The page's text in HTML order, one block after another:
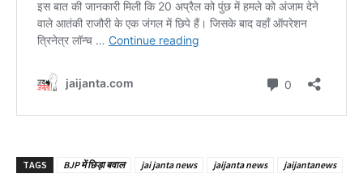
TAGS BJP में छिड़ा बवाल jai janta news jaijanta news
jaijantanews